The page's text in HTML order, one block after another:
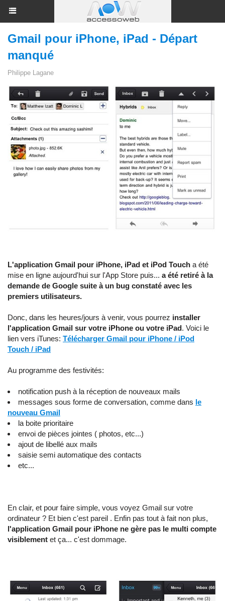
Gmail pour iPhone, iPad - Départ
manqué
Philippe Lagane
L'application Gmail pour iPhone, iPad et iPod Touch a été
mise en ligne aujourd'hui sur l'App Store puis... a été retiré à la
demande de Google suite à un bug constaté avec les
premiers utilisateurs.
Donc, dans les heures/jours à venir, vous pourrez installer
l'application Gmail sur votre iPhone ou votre iPad. Voici le
lien vers iTunes: Télécharger Gmail pour iPhone / iPod
Touch / iPad
Au programme des festivités:
notification push à la réception de nouveaux mails
messages sous forme de conversation, comme dans le
nouveau Gmail
la boite prioritaire
envoi de pièces jointes ( photos, etc...)
ajout de libellé aux mails
saisie semi automatique des contacts
etc...
En clair, et pour faire simple, vous voyez Gmail sur votre
ordinateur ? Et bien c'est pareil . Enfin pas tout à fait non plus,
l'application Gmail pour iPhone ne gère pas le multi compte
visiblement et ça... c'est dommage.